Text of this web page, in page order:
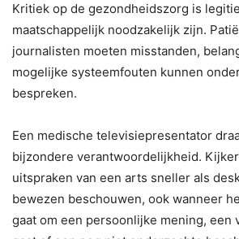
Kritiek op de gezondheidszorg is
maatschappelijk noodzakelijk zijn.
journalisten moeten misstanden,
mogelijke systeemfouten kunnen
bespreken.
Een medische televisiepresentator
bijzondere verantwoordelijkheid.
uitspraken van een arts sneller als
bewezen beschouwen, ook wanneer
gaat om een persoonlijke mening, een